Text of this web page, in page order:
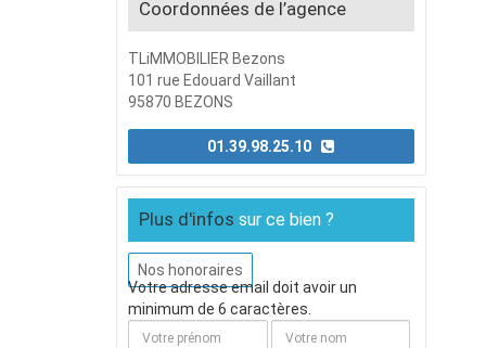
Coordonnées de l’agence
TLiMMOBILIER Bezons
101 rue Edouard Vaillant
95870 BEZONS
01.39.98.25.10
Plus d'infos sur ce bien ?
Nos honoraires
Votre adresse email doit avoir un
minimum de 6 caractères.